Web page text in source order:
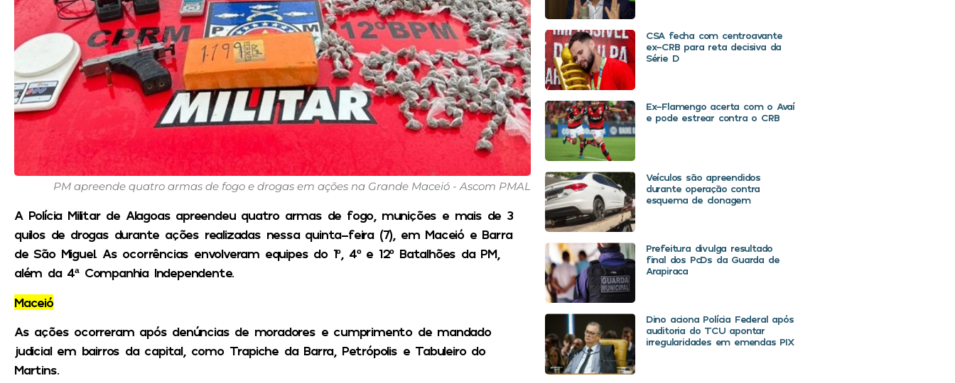
PM apreende quatro armas de fogo e drogas em ações na Grande Maceió - Ascom PMAL
A Polícia Militar de Alagoas apreendeu quatro armas de fogo, munições e mais de 3
quilos de drogas durante ações realizadas nessa quinta-feira (7), em Maceió e Barra
de São Miguel. As ocorrências envolveram equipes do 1º, 4º e 12º Batalhões da PM,
além da 4ª Companhia Independente.
Maceió
As ações ocorreram após denúncias de moradores e cumprimento de mandado
judicial em bairros da capital, como Trapiche da Barra, Petrópolis e Tabuleiro do
Martins.
CSA fecha com centroavante
ex-CRB para reta decisiva da
Série D
Ex-Flamengo acerta com o Avaí
e pode estrear contra o CRB
Veículos são apreendidos
durante operação contra
esquema de clonagem
Prefeitura divulga resultado
final dos PcDs da Guarda de
Arapiraca
Dino aciona Polícia Federal após
auditoria do TCU apontar
irregularidades em emendas PIX